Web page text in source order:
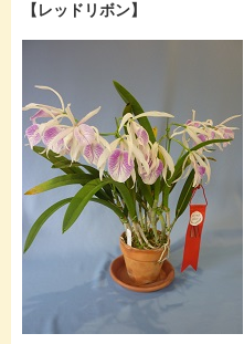
【レッドリボン】